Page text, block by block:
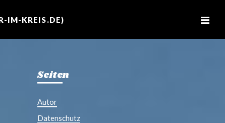
IM-KREIS.DE)
Seiten
Autor
Datenschutz